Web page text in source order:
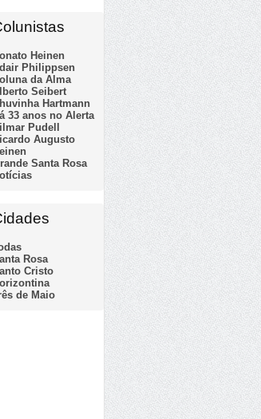
Heinen
Philippsen
da Alma
Seibert
Hartmann
33 anos no Alerta
Pudell
Augusto
Santa Rosa
Rosa
Cristo
de Maio